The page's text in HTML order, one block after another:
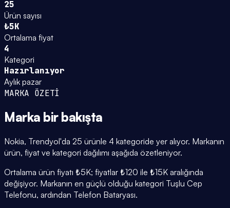
25
Ürün sayısı
₺5K
Ortalama fiyat
4
Kategori
Hazırlanıyor
Aylık pazar
MARKA ÖZETİ
Marka bir bakışta
Nokia, Trendyol'da 25 ürünle 4 kategoride yer alıyor. Markanın
ürün, fiyat ve kategori dağılımı aşağıda özetleniyor.
Ortalama ürün fiyatı ₺5K; fiyatlar ₺120 ile ₺15K aralığında
değişiyor. Markanın en güçlü olduğu kategori Tuşlu Cep
Telefonu, ardından Telefon Bataryası.